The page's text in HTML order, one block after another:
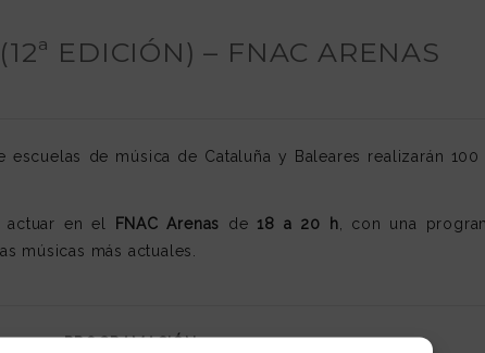
EDICIÓN) – FNAC ARENAS
escuelas de música de Cataluña y Baleares realizarán
actuar en el FNAC Arenas de 18 a 20 h , con una
músicas más actuales.
–PROGRAMACIÓN–